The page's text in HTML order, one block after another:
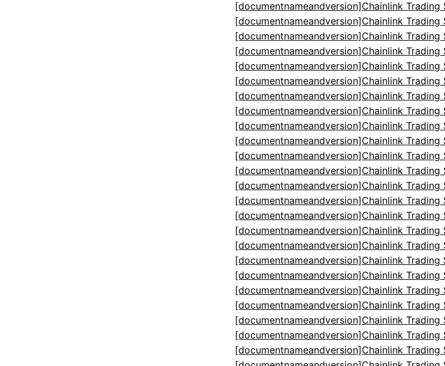
[documentnameandversion]Chainlink
[documentnameandversion]Chainlink
[documentnameandversion]Chainlink
[documentnameandversion]Chainlink
[documentnameandversion]Chainlink
[documentnameandversion]Chainlink
[documentnameandversion]Chainlink
[documentnameandversion]Chainlink
[documentnameandversion]Chainlink
[documentnameandversion]Chainlink
[documentnameandversion]Chainlink
[documentnameandversion]Chainlink
[documentnameandversion]Chainlink
[documentnameandversion]Chainlink
[documentnameandversion]Chainlink
[documentnameandversion]Chainlink
[documentnameandversion]Chainlink
[documentnameandversion]Chainlink
[documentnameandversion]Chainlink
[documentnameandversion]Chainlink
[documentnameandversion]Chainlink
[documentnameandversion]Chainlink
[documentnameandversion]Chainlink
[documentnameandversion]Chainlink